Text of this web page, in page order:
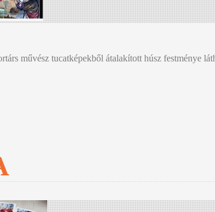
művész tucatképekből átalakított húsz festménye